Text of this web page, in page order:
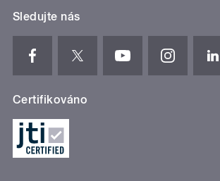
Sledujte nás
Certifikováno